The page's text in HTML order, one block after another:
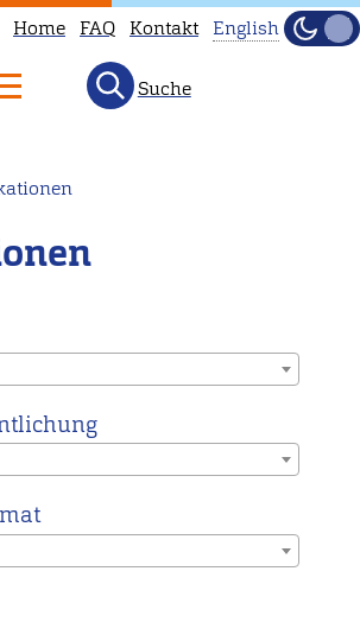
Home FAQ Kontakt
to
our
main
instead.
English
Hell
Suche